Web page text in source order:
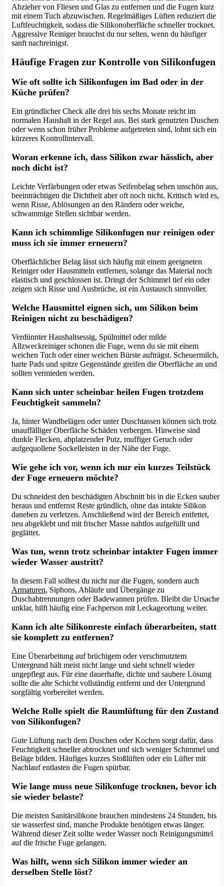
Abzieher von Fliesen und Glas zu entfernen und die Fugen kurz
mit einem Tuch abzuwischen. Regelmäßiges Lüften reduziert die
Luftfeuchtigkeit, sodass die Silikonoberfläche schneller trocknet.
Aggressive Reiniger brauchst du nur selten, wenn du häufiger
sanft nachreinigst.
Häufige Fragen zur Kontrolle von Silikonfugen
Wie oft sollte ich Silikonfugen im Bad oder in der
Küche prüfen?
Ein gründlicher Check alle drei bis sechs Monate reicht im
normalen Haushalt in der Regel aus. Bei stark genutzten Duschen
oder wenn schon früher Probleme aufgetreten sind, lohnt sich ein
kürzeres Kontrollintervall.
Woran erkenne ich, dass Silikon zwar hässlich, aber
noch dicht ist?
Leichte Verfärbungen oder etwas Seifenbelag sehen unschön aus,
beeinträchtigen die Dichtheit aber oft noch nicht. Kritisch wird es,
wenn Risse, Ablösungen an den Rändern oder weiche,
schwammige Stellen sichtbar werden.
Kann ich schimmlige Silikonfugen nur reinigen oder
muss ich sie immer erneuern?
Oberflächlicher Belag lässt sich häufig mit einem geeigneten
Reiniger oder Hausmitteln entfernen, solange das Material noch
elastisch und geschlossen ist. Dringt der Schimmel tief ein oder
zeigen sich Risse und Ausbrüche, ist ein Austausch sinnvoller.
Welche Hausmittel eignen sich, um Silikon beim
Reinigen nicht zu beschädigen?
Verdünnter Haushaltsessig, Spülmittel oder milde
Allzweckreiniger schonen die Fuge, wenn du sie mit einem
weichen Tuch oder einer weichen Bürste aufträgst. Scheuermilch,
harte Pads und spitze Gegenstände greifen die Oberfläche an und
sollten vermieden werden.
Kann sich unter scheinbar heilen Fugen trotzdem
Feuchtigkeit sammeln?
Ja, hinter Wandbelägen oder unter Duschtassen können sich trotz
unauffälliger Oberfläche Schäden verbergen. Hinweise sind
dunkle Flecken, abplatzender Putz, muffiger Geruch oder
aufgequollene Sockelleisten in der Nähe der Fuge.
Wie gehe ich vor, wenn ich nur ein kurzes Teilstück
der Fuge erneuern möchte?
Du schneidest den beschädigten Abschnitt bis in die Ecken sauber
heraus und entfernst Reste gründlich, ohne das intakte Silikon
daneben zu verletzen. Anschließend wird der Bereich entfettet,
neu abgeklebt und mit frischer Masse nahtlos aufgefüllt und
geglättet.
Was tun, wenn trotz scheinbar intakter Fugen immer
wieder Wasser austritt?
In diesem Fall solltest du nicht nur die Fugen, sondern auch
Armaturen, Siphons, Abläufe und Übergänge zu
Duschabtrennungen oder Badewannen prüfen. Bleibt die Ursache
unklar, hilft häufig eine Fachperson mit Leckageortung weiter.
Kann ich alte Silikonreste einfach überarbeiten, statt
sie komplett zu entfernen?
Eine Überarbeitung auf brüchigem oder verschmutztem
Untergrund hält meist nicht lange und sieht schnell wieder
ungepflegt aus. Für eine dauerhafte, dichte und saubere Lösung
sollte die alte Schicht vollständig entfernt und der Untergrund
sorgfältig vorbereitet werden.
Welche Rolle spielt die Raumlüftung für den Zustand
von Silikonfugen?
Gute Lüftung nach dem Duschen oder Kochen sorgt dafür, dass
Feuchtigkeit schneller abtrocknet und sich weniger Schimmel und
Beläge bilden. Häufiges kurzes Stoßlüften oder ein Lüfter mit
Nachlauf entlasten die Fugen spürbar.
Wie lange muss neue Silikonfuge trocknen, bevor ich
sie wieder belaste?
Die meisten Sanitärsilikone brauchen mindestens 24 Stunden, bis
sie wasserfest sind, manche Produkte benötigen etwas länger.
Während dieser Zeit sollte weder Wasser noch Reinigungsmittel
auf die frische Fuge gelangen.
Was hilft, wenn sich Silikon immer wieder an
derselben Stelle löst?